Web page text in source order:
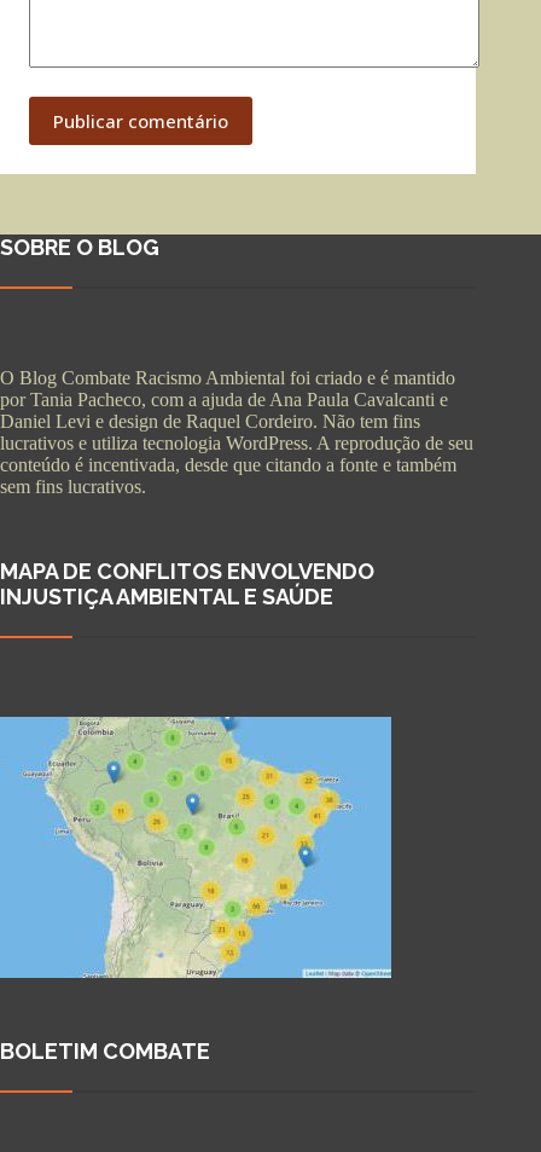
Publicar comentário
SOBRE O BLOG
O Blog Combate Racismo Ambiental foi criado e é mantido
por Tania Pacheco, com a ajuda de Ana Paula Cavalcanti e
Daniel Levi e design de Raquel Cordeiro. Não tem fins
lucrativos e utiliza tecnologia WordPress. A reprodução de seu
conteúdo é incentivada, desde que citando a fonte e também
sem fins lucrativos.
MAPA DE CONFLITOS ENVOLVENDO
INJUSTIÇA AMBIENTAL E SAÚDE
BOLETIM COMBATE